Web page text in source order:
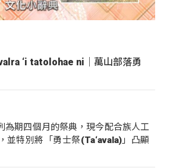
‘i tatolohae ni｜萬山部落勇
為期四個月的祭典，現今配合族人工
並特別將「勇士祭(Ta‘avala)」凸顯